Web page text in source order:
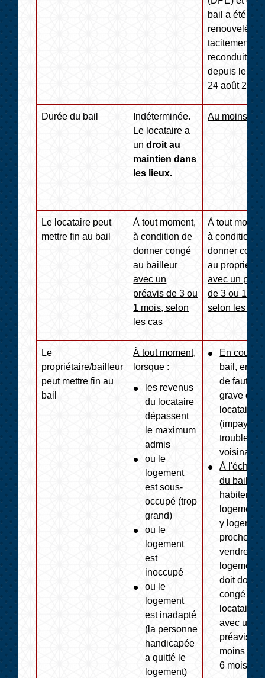
bail a été
renouvelé ou
tacitement
reconduit
depuis le
24 août 2022
Durée du bail
Indéterminée.
Le locataire a
undroit au
maintien dans
les lieux.
Au moins 3
Le locataire peut
mettre fin au bail
À tout moment,
à condition de
donnercongé
au bailleur
avec un
préavis de 3 ou
1 mois, selon
les cas
À tout
à condition
donner
au
avec un
de 3 ou 1
selon les cas
Le
propriétaire/bailleur
peut mettre fin au
bail
À tout moment,
lorsque :
les revenus
du locataire
dépassent
le maximum
admis
ou le
logement
est sous-
occupé (trop
grand)
ou le
logement
est
inoccupé
ou le
logement
est inadapté
(la personne
handicapée
a quitté le
logement)
En cours
bail , en
de faute
grave du
locataire
(impayés,
trouble de
voisinage)
À
du bail
,
habiter le
logement
y loger un
proche, ou
vendre le
logement.
doit
congé au
locataire
avec un
préavis
moins
6 mois.